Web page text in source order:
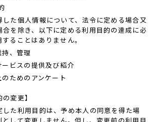
た個人情報について、法令に定める場合又
を除き、以下に定める利用目的の達成に必
ることはありません。
、管理
ビスの提供及び紹介
ためのアンケート
の変更】
た利用目的は、予め本人の同意を得た場